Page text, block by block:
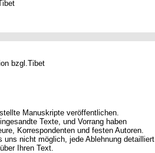
bzgl.Tibet
Manuskripte veröffentlichen.
Texte, und Vorrang haben
Korrespondenten und festen Autoren.
nicht möglich, jede Ablehnung detailliert
Ihren Text.